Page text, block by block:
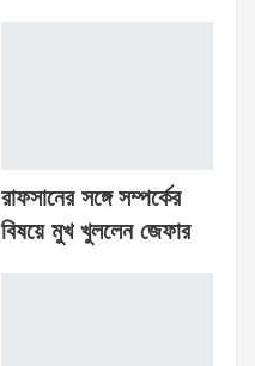
রাফসানের সঙ্গে সম্পর্কের
বিষয়ে মুখ খুললেন জেফার